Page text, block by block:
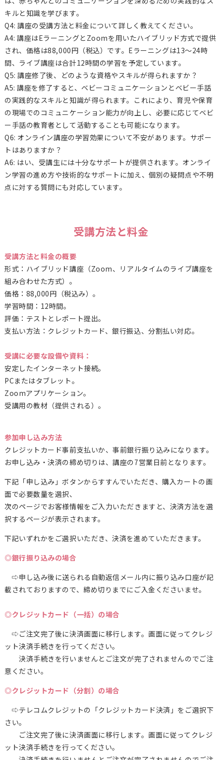
キルと知識を学びます。
Q4: 講座の受講方法と料金について詳しく教えてください。
A4: 講座はEラーニングとZoomを用いたハイブリッド方式で提供
され、価格は88,000円（税込）です。Eラーニングは13～24時
間、ライブ講座は合計12時間の学習を予定しています。
Q5: 講座修了後、どのような資格やスキルが得られますか？
A5: 講座を修了すると、ベビーコミュニケーションとベビー手話
の実践的なスキルと知識が得られます。これにより、育児や保育
の現場でのコミュニケーション能力が向上し、必要に応じてベビ
ー手話の教育者として活動することも可能になります。
Q6: オンライン講座の学習効果について不安があります。サポー
トはありますか？
A6: はい、受講生には十分なサポートが提供されます。オンライ
ン学習の進め方や技術的なサポートに加え、個別の疑問点や不明
点に対する質問にも対応しています。
受講方法と料金
受講方法と料金の概要
形式：ハイブリッド講座（Zoom、リアルタイムのライブ講座を
組み合わせた方式）。
価格：88,000円（税込み）。
学習時間：12時間。
評価：テストとレポート提出。
支払い方法：クレジットカード、銀行振込、分割払い対応。
受講に必要な設備や資料：
安定したインターネット接続。
PCまたはタブレット。
Zoomアプリケーション。
受講用の教材（提供される）。
参加申し込み方法
クレジットカード事前支払いか、事前銀行振り込みになります。
お申し込み・決済の締め切りは、講座の7営業日前となります。
下記「申し込み」ボタンからすすんでいただき、購入カートの画
面で必要数量を選択、
次のページでお客様情報をご入力いただきますと、決済方法を選
択するページが表示されます。
下記いずれかをご選択いただき、決済を進めていただきます。
◎銀行振り込みの場合
⇨申し込み後に送られる自動返信メール内に振り込み口座が記
載されておりますので、締め切りまでにご入金くださいませ。
◎クレジットカード（一括）の場合
⇨ご注文完了後に決済画面に移行します。画面に従ってクレジ
ット決済手続きを行ってください。
決済手続きを行いませんとご注文が完了されませんのでご注
意ください。
◎クレジットカード（分割）の場合
⇨テレコムクレジットの「クレジットカード決済」をご選択下
さい。
ご注文完了後に決済画面に移行します。画面に従ってクレジ
ット決済手続きを行ってください。